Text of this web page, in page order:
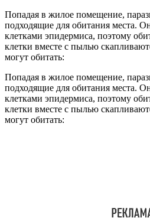
Попадая в жилое помещение,
подходящие для обитания места.
клетками эпидермиса, поэтому
клетки вместе с пылью
могут обитать:
Попадая в жилое помещение,
подходящие для обитания места.
клетками эпидермиса, поэтому
клетки вместе с пылью
могут обитать: